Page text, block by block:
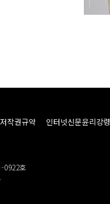
저작권규약 인터넷신문윤리강령
0922호